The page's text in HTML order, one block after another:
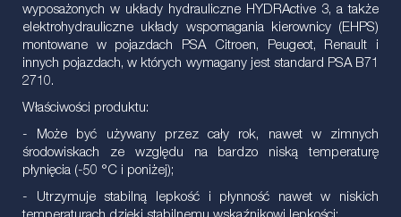
wyposażonych w układy hydrauliczne HYDRActive 3, a także
elektrohydrauliczne układy wspomagania kierownicy (EHPS)
montowane w pojazdach PSA Citroen, Peugeot, Renault i
innych pojazdach, w których wymagany jest standard PSA B71
2710.
Właściwości produktu:
- Może być używany przez cały rok, nawet w zimnych
środowiskach ze względu na bardzo niską temperaturę
płynięcia (-50 °C i poniżej);
- Utrzymuje stabilną lepkość i płynność nawet w niskich